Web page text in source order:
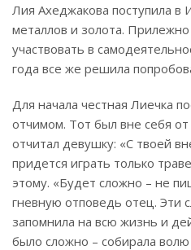
Лия Ахеджакова поступила в
металлов и золота. Прилежно
участвовать в
года все же решила
Для начала честная Лиечка
отчимом. Тот был вне себя
отчитал девушку: «С твоей
придется играть только
этому. «Будет сложно – не
гневную отповедь отец. Эти
запомнила на всю жизнь и
было сложно – собирала